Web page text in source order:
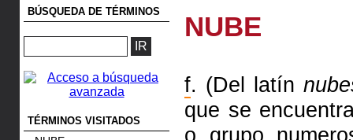
BÚSQUEDA DE TÉRMINOS
TÉRMINOS VISITADOS
NUBE
f. (Del latín
que se
o
grupo